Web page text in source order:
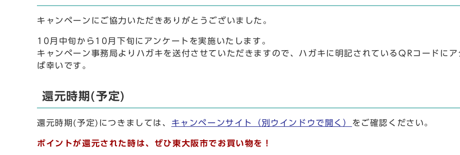
キャンペーンにご協力いただきありがとうございました。
10月中旬から10月下旬にアンケートを実施いたします。
キャンペーン事務局よりハガキを送付させていただきますので、ハガキに明記されているQRコードに
ば幸いです。
還元時期(予定)
還元時期(予定)につきましては、 キャンペーンサイト （別ウインドウで開く） をご確認ください。
ポイントが還元された時は、ぜひ東大阪市でお買い物を！